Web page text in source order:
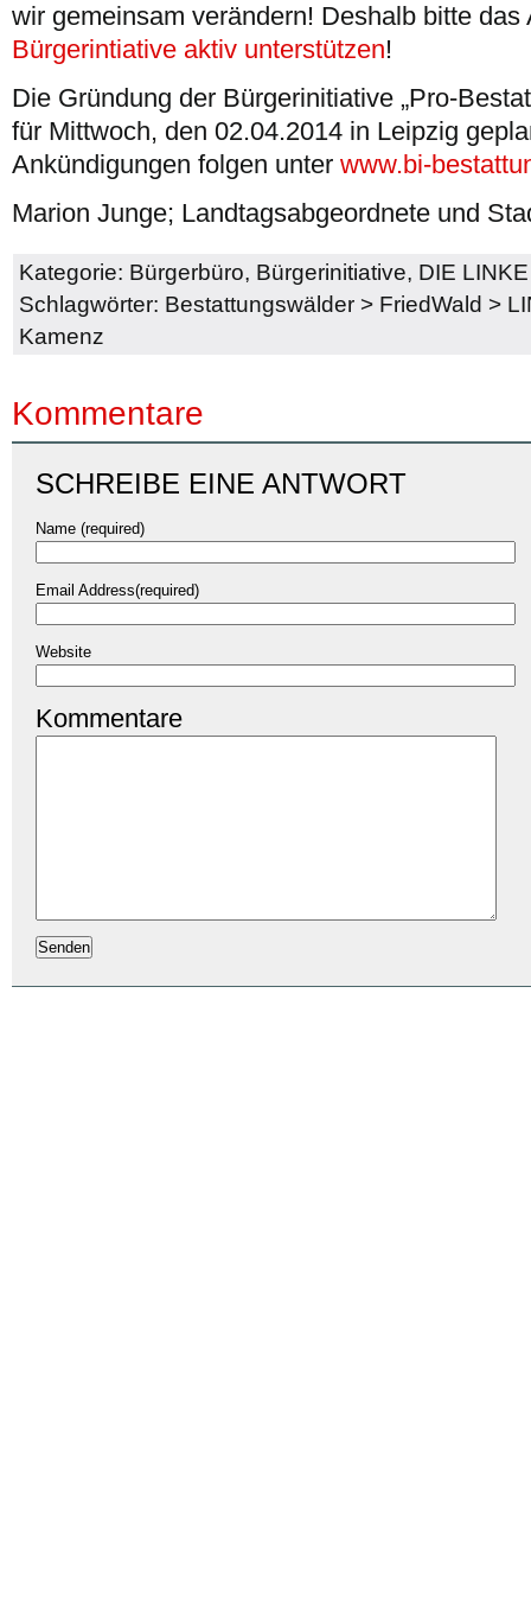
wir gemeinsam verändern! Deshalb bitte das
Bürgerintiative aktiv unterstützen!
Die Gründung der Bürgerinitiative „Pro-
für Mittwoch, den 02.04.2014 in Leipzig
Ankündigungen folgen unter www.bi-
Marion Junge; Landtagsabgeordnete und
Kategorie: Bürgerbüro, Bürgerinitiative, DIE LINKE
Schlagwörter: Bestattungswälder > FriedWald >
Kamenz
Kommentare
SCHREIBE EINE ANTWORT
Name (required)
Email Address(required)
Website
Kommentare